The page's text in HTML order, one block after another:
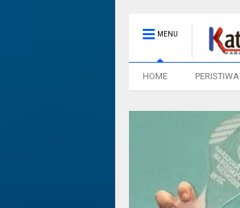
MENU
HOME PERISTIWA